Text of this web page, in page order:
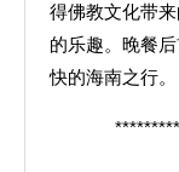
得佛教文化带
的乐趣。晚餐
快的海南之行。